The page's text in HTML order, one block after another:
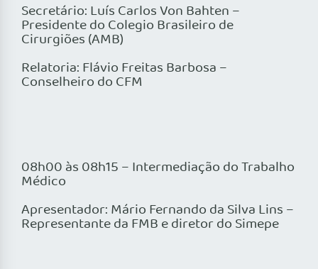
Secretário: Luís Carlos Von Bahten –
Presidente do Colegio Brasileiro de
Cirurgiões (AMB)
Relatoria: Flávio Freitas Barbosa –
Conselheiro do CFM
08h00 às 08h15 – Intermediação do Trabalho
Médico
Apresentador: Mário Fernando da Silva Lins –
Representante da FMB e diretor do Simepe